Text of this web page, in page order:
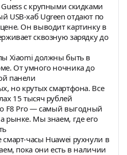
с крупными скидками
USB-хаб Ugreen отдают по
Он выводит картинку в
сквозную зарядку до
Xiaomi должны быть в
От умного ночника до
панели
но крутых смартфона. Все
15 тысяч рублей
F8 Pro — самый выгодный
рынке. Мы знаем, где его
смарт-часы Huawei рухнули в
пока они есть в наличии